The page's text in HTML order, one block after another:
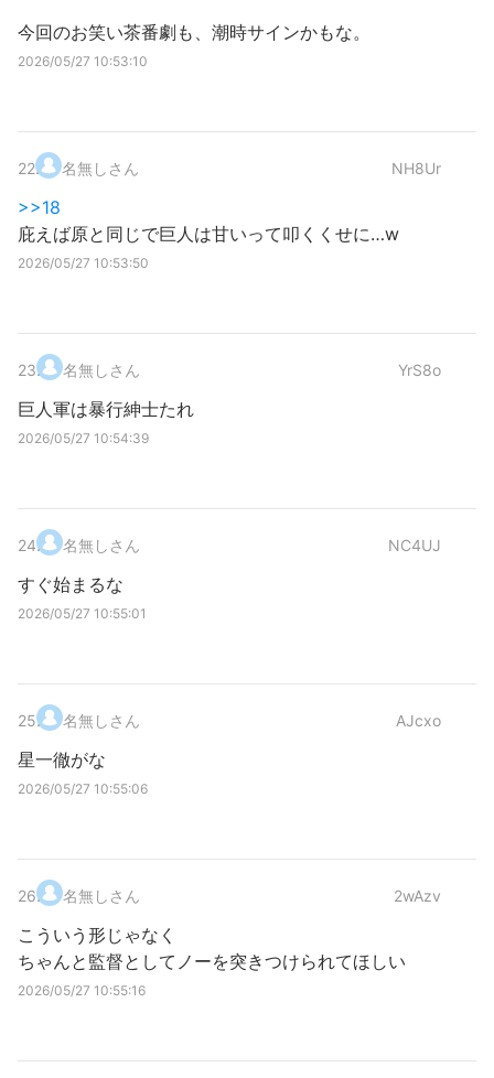
今回のお笑い茶番劇も、潮時サインかもな。
2026/05/27 10:53:10
22. 名無しさん NH8Ur
>>18
庇えば原と同じで巨人は甘いって叩くくせに…w
2026/05/27 10:53:50
23. 名無しさん YrS8o
巨人軍は暴行紳士たれ
2026/05/27 10:54:39
24. 名無しさん NC4UJ
すぐ始まるな
2026/05/27 10:55:01
25. 名無しさん AJcxo
星一徹がな
2026/05/27 10:55:06
26. 名無しさん 2wAzv
こういう形じゃなく
ちゃんと監督としてノーを突きつけられてほしい
2026/05/27 10:55:16